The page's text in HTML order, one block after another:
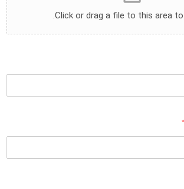
Click or drag a file to this area to
*